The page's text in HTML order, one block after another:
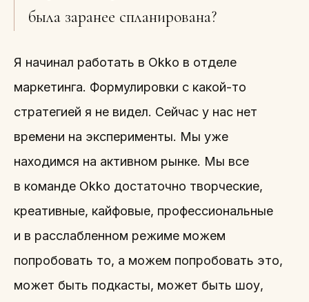
была заранее спланирована?
Я начинал работать в Okko в отделе
маркетинга. Формулировки с какой-то
стратегией я не видел. Сейчас у нас нет
времени на эксперименты. Мы уже
находимся на активном рынке. Мы все
в команде Okko достаточно творческие,
креативные, кайфовые, профессиональные
и в расслабленном режиме можем
попробовать то, а можем попробовать это,
может быть подкасты, может быть шоу,